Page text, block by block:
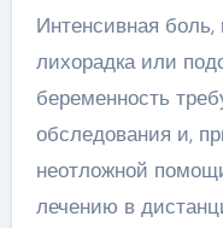
Интенсивная боль,
лихорадка или
беременность
обследования и,
неотложной
лечению в